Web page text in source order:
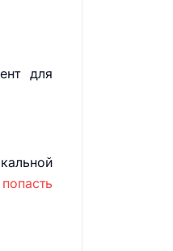
для